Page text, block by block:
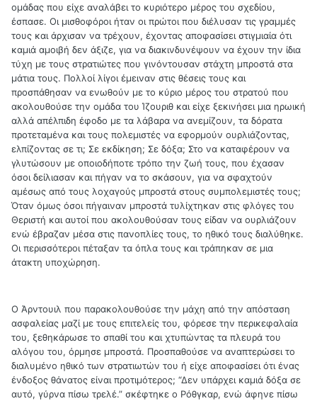
ομάδας που είχε αναλάβει το κυριότερο μέρος του σχεδίου,
έσπασε. Οι μισθοφόροι ήταν οι πρώτοι που διέλυσαν τις γραμμές
τους και άρχισαν να τρέχουν, έχοντας αποφασίσει στιγμιαία ότι
καμιά αμοιβή δεν άξιζε, για να διακινδυνέψουν να έχουν την ίδια
τύχη με τους στρατιώτες που γινόντουσαν στάχτη μπροστά στα
μάτια τους. Πολλοί λίγοι έμειναν στις θέσεις τους και
προσπάθησαν να ενωθούν με το κύριο μέρος του στρατού που
ακολουθούσε την ομάδα του Ίζουριθ και είχε ξεκινήσει μια ηρωική
αλλά απέλπιδη έφοδο με τα λάβαρα να ανεμίζουν, τα δόρατα
προτεταμένα και τους πολεμιστές να εφορμούν ουρλιάζοντας,
ελπίζοντας σε τι; Σε εκδίκηση; Σε δόξα; Στο να καταφέρουν να
γλυτώσουν με οποιοδήποτε τρόπο την ζωή τους, που έχασαν
όσοι δείλιασαν και πήγαν να το σκάσουν, για να σφαχτούν
αμέσως από τους λοχαγούς μπροστά στους συμπολεμιστές τους;
Όταν όμως όσοι πήγαιναν μπροστά τυλίχτηκαν στις φλόγες του
Θεριστή και αυτοί που ακολουθούσαν τους είδαν να ουρλιάζουν
ενώ έβραζαν μέσα στις πανοπλίες τους, το ηθικό τους διαλύθηκε.
Οι περισσότεροι πέταξαν τα όπλα τους και τράπηκαν σε μια
άτακτη υποχώρηση.
Ο Άρντουιλ που παρακολουθούσε την μάχη από την απόσταση
ασφαλείας μαζί με τους επιτελείς του, φόρεσε την περικεφαλαία
του, ξεθηκάρωσε το σπαθί του και χτυπώντας τα πλευρά του
αλόγου του, όρμησε μπροστά. Προσπαθούσε να αναπτερώσει το
διαλυμένο ηθικό των στρατιωτών του ή είχε αποφασίσει ότι ένας
ένδοξος θάνατος είναι προτιμότερος; “Δεν υπάρχει καμιά δόξα σε
αυτό, γύρνα πίσω τρελέ.” σκέφτηκε ο Ρόθγκαρ, ενώ άφηνε πίσω